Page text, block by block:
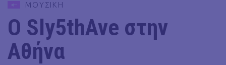
ΜΟΥΣΙΚΗ
Ο Sly5thAve στην
Αθήνα